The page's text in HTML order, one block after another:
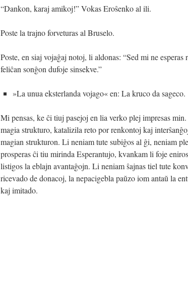
“Dankon, karaj amikoj!” Vokas Eroŝenko al ili.
Poste la trajno forveturas al Bruselo.
Poste, en siaj vojaĝaj notoj, li aldonas: “Sed mi ne
feliĉan sonĝon dufoje sinsekve.”
»La unua eksterlanda vojago« en: La kruco da sageco.
Mi pensas, ke ĉi tiuj pasejoj en lia verko plej impresas
magia strukturo, katalizila reto por renkontoj kaj
magian strukturon. Li neniam tute subiĝos al ĝi, neniam
prosperas ĉi tiu mirinda Esperantujo, kvankam li foje
listigos la eblajn avantaĝojn. Li neniam ŝajnas tiel tute
ricevado de donacoj, la nepacigebla paŭzo iom antaŭ la
kaj imitado.